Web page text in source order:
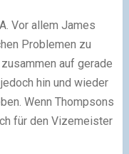
Vor allem James
Problemen zu
auf gerade
hin und wieder
Wenn Thompsons
für den Vizemeister